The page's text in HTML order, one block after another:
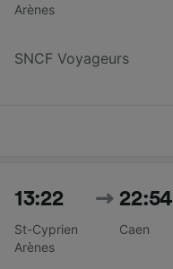
Arènes
SNCF Voyageurs
13:22
St-Cyprien
Arènes
22:54
Caen